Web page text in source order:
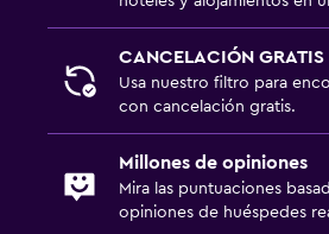
CANCELACIÓN GRATIS
Usa nuestro filtro para
con cancelación gratis.
Millones de opiniones
Mira las puntuaciones
opiniones de huéspedes